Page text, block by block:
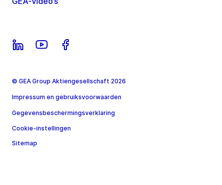
© GEA Group Aktiengesellschaft 2026
Impressum en gebruiksvoorwaarden
Gegevensbeschermingsverklaring
Cookie-instellingen
Sitemap